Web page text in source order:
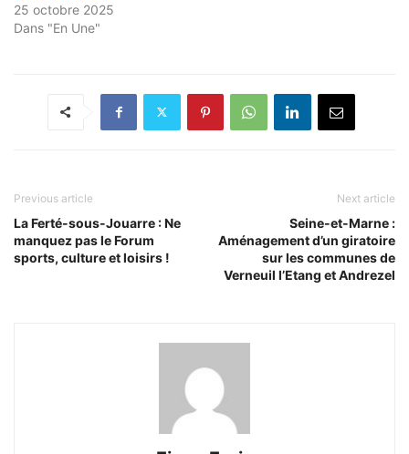
25 octobre 2025
Dans "En Une"
Previous article
La Ferté-sous-Jouarre : Ne
manquez pas le Forum
sports, culture et loisirs !
Next article
Seine-et-Marne :
Aménagement d’un giratoire
sur les communes de
Verneuil l’Etang et Andrezel